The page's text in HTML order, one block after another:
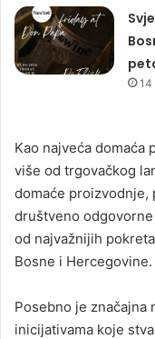
14
Kao najveća domaća
više od trgovačkog
domaće proizvodnje,
društveno
od najvažnijih
Bosne i Hercegovine.
Posebno je značajna
inicijativama koje